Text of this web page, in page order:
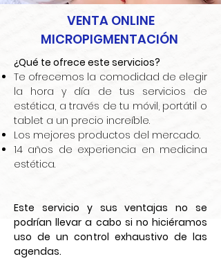
VENTA ONLINE
MICROPIGMENTACIÓN
¿Qué te ofrece este servicios?
Te ofrecemos la comodidad de elegir
la hora y día de tus servicios de
estética, a través de tu móvil, portátil o
tablet a un precio increíble.
Los mejores productos del mercado.
14 años de experiencia en medicina
estética.
Este servicio y sus ventajas no se
podrían llevar a cabo si no hiciéramos
uso de un control exhaustivo de las
agendas.